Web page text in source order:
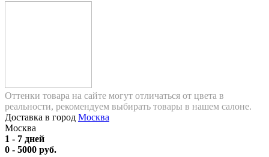
Оттенки товара на сайте могут отличаться от цвета в
реальности, рекомендуем выбирать товары в нашем салоне.
Доставка в город Москва
Москва
1 - 7 дней
0 - 5000 руб.